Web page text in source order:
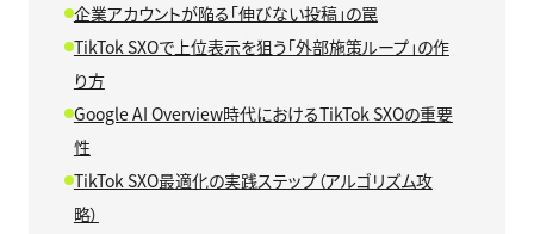
企業アカウントが陥る「伸びない投稿」の罠
TikTok SXOで上位表示を狙う「外部施策ループ」の作
り方
Google AI Overview時代におけるTikTok SXOの重要
性
TikTok SXO最適化の実践ステップ（アルゴリズム攻
略）